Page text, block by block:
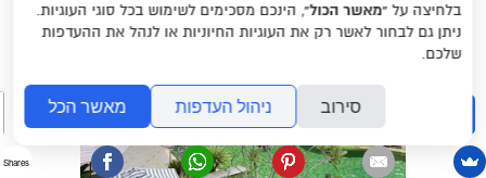
בלחיצה על “מאשר הכול”, הינכם מסכימים לשימוש בכל סוגי העוגיות.
ניתן גם לבחור לאשר רק את העוגיות החיוניות או לנהל את ההעדפות
שלכם.
סירוב ניהול העדפות מאשר הכל
Shares